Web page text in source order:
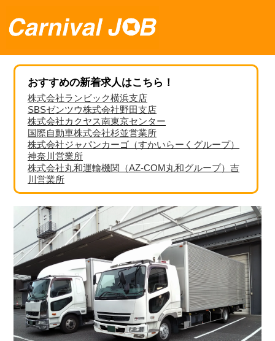
おすすめの新着求人はこちら！
株式会社ランビック横浜支店
SBSゼンツウ株式会社野田支店
株式会社カクヤス南東京センター
国際自動車株式会社杉並営業所
株式会社ジャパンカーゴ（すかいらーくグループ）
神奈川営業所
株式会社丸和運輸機関（AZ-COM丸和グループ）吉
川営業所